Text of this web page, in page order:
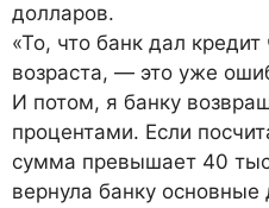
долларов.
«То, что банк дал
возраста, — это уже
И потом, я банку
процентами. Если
сумма превышает 40
вернула банку